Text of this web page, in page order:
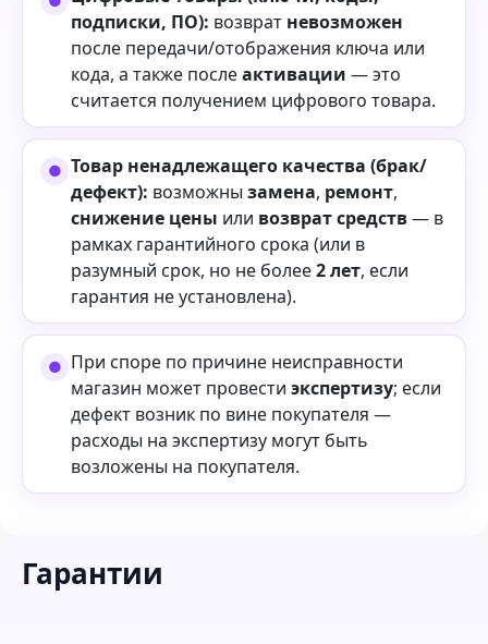
подписки, ПО): возврат невозможен
после передачи/отображения ключа или
кода, а также послеактивации — это
считается получением цифрового товара.
Товар ненадлежащего качества (брак/
дефект): возможны замена, ремонт,
снижение цены или возврат средств— в
рамках гарантийного срока (или в
разумный срок, но не более2 лет, если
гарантия не установлена).
При споре по причине неисправности
магазин может провести экспертизу; если
дефект возник по вине покупателя —
расходы на экспертизу могут быть
возложены на покупателя.
Гарантии